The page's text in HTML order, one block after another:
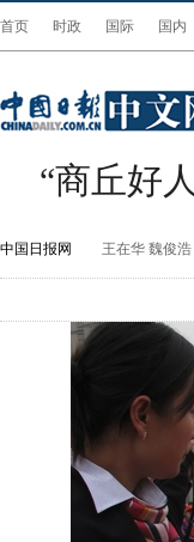
首页 时政 国际 国内
“商丘好
中国日报网 王在华 魏俊浩